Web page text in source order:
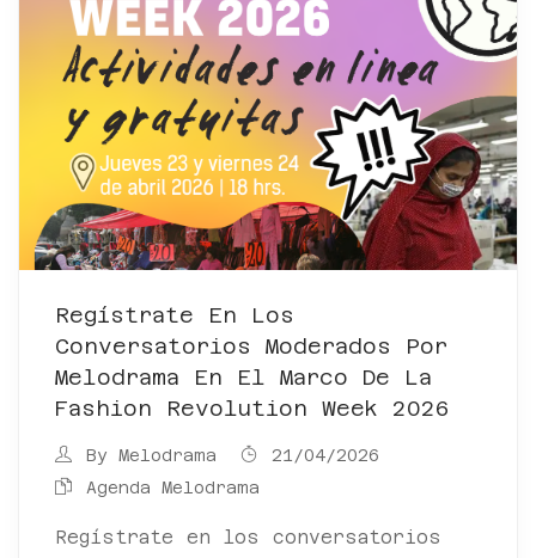
Regístrate En Los
Conversatorios Moderados Por
Melodrama En El Marco De La
Fashion Revolution Week 2026
By Melodrama
21/04/2026
Agenda Melodrama
Regístrate en los conversatorios